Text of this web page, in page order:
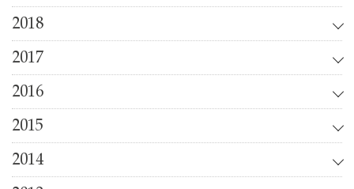
2018
2017
2016
2015
2014